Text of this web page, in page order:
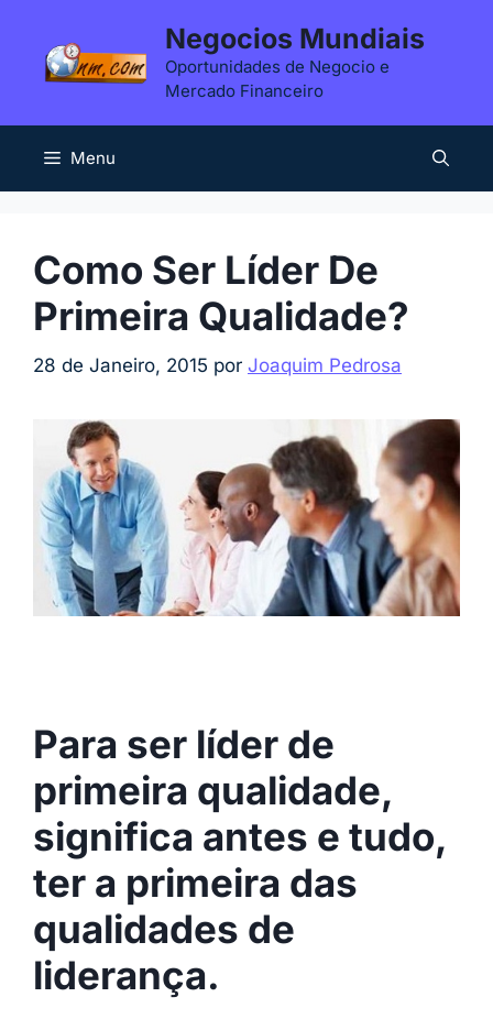
Negocios Mundiais
Oportunidades de Negocio e
Mercado Financeiro
Menu
Como Ser Líder De
Primeira Qualidade?
28 de Janeiro, 2015 por Joaquim Pedrosa
Para ser líder de
primeira qualidade,
significa antes e tudo,
ter a primeira das
qualidades de
liderança.